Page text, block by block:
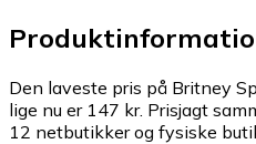
Den laveste pris på Britney
lige nu er 147 kr. Prisjagt
12 netbutikker og fysiske